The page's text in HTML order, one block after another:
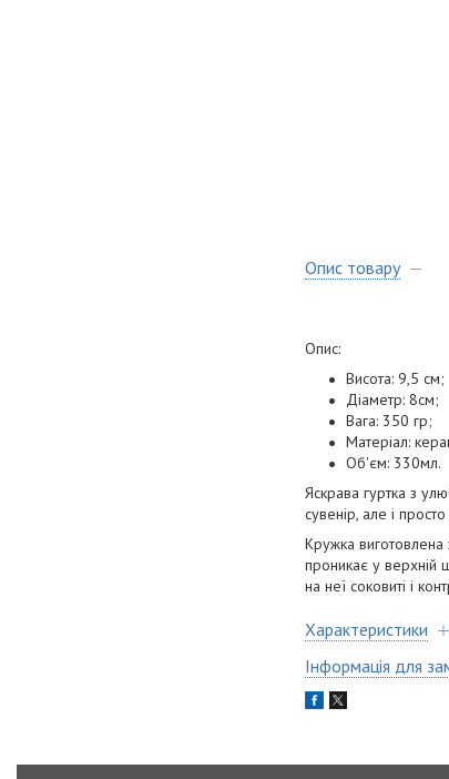
Опис товару
Опис:
Висота: 9,5 см;
Діаметр: 8см;
Вага: 350 гр;
Матеріал:
Об'єм: 330мл.
Яскрава гуртка з
сувенір, але і
Кружка виготовлена
проникає у верхній
на неї соковиті і
Характеристики
Інформація для